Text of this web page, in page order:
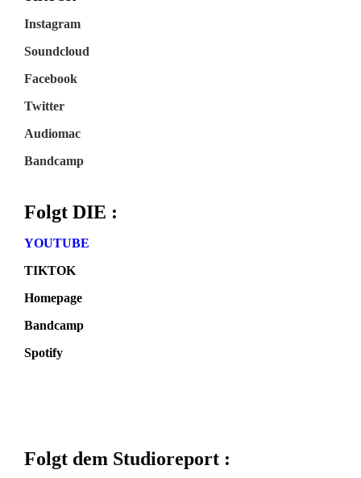
Instagram
Soundcloud
Facebook
Twitter
Audiomac
Bandcamp
Folgt DIE :
YOUTUBE
TIKTOK
Homepage
Bandcamp
Spotify
Folgt dem Studioreport :